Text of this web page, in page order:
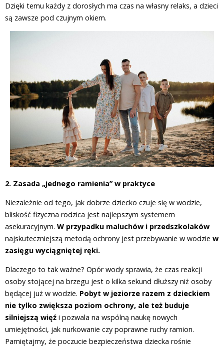
Dzięki temu każdy z dorosłych ma czas na własny relaks, a dzieci
są zawsze pod czujnym okiem.
2. Zasada „jednego ramienia” w praktyce
Niezależnie od tego, jak dobrze dziecko czuje się w wodzie,
bliskość fizyczna rodzica jest najlepszym systemem
asekuracyjnym. W przypadku maluchów i przedszkolaków
najskuteczniejszą metodą ochrony jest przebywanie w wodzie w
zasięgu wyciągniętej ręki.
Dlaczego to tak ważne? Opór wody sprawia, że czas reakcji
osoby stojącej na brzegu jest o kilka sekund dłuższy niż osoby
będącej już w wodzie. Pobyt w jeziorze razem z dzieckiem
nie tylko zwiększa poziom ochrony, ale też buduje
silniejszą więź i pozwala na wspólną naukę nowych
umiejętności, jak nurkowanie czy poprawne ruchy ramion.
Pamiętajmy, że poczucie bezpieczeństwa dziecka rośnie